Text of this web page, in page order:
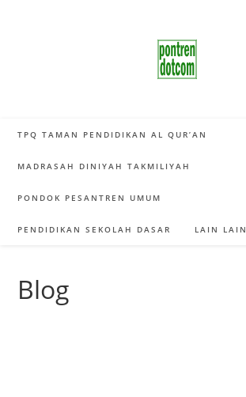
TPQ TAMAN PENDIDIKAN AL QUR’AN
MADRASAH DINIYAH TAKMILIYAH
PONDOK PESANTREN UMUM
PENDIDIKAN SEKOLAH DASAR LAIN LAIN
Blog